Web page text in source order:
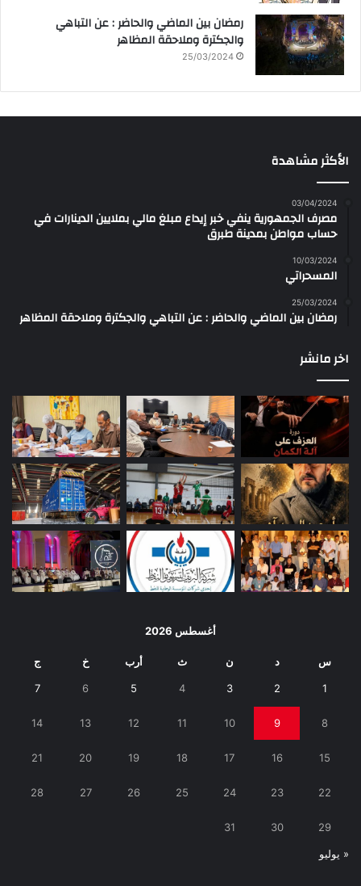
رمضان بين الماضي والحاضر : عن التباهي
والجكترة وملاحقة المظاهر
25/03/2024
الأكثر مشاهدة
03/04/2024
مصرف الجمهورية ينفي خبر إيداع مبلغ مالي بملايين الدينارات في
حساب مواطن بمدينة طبرق
10/03/2024
المسحراتي
25/03/2024
رمضان بين الماضي والحاضر : عن التباهي والجكترة وملاحقة المظاهر
اخر مانشر
أغسطس 2026
س د ن ث أرب خ ج
1
2
3
4
5
6
7
8
9
10
11
12
13
14
15
16
17
18
19
20
21
22
23
24
25
26
27
28
29
30
31
« يوليو